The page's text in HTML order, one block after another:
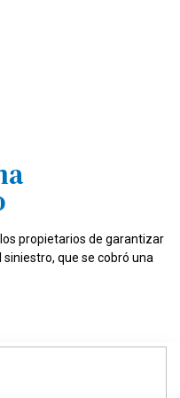
propietarios de garantizar
que se cobró una